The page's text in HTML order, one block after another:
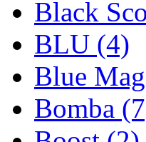
Black
BLU (4)
Blue
Bomba